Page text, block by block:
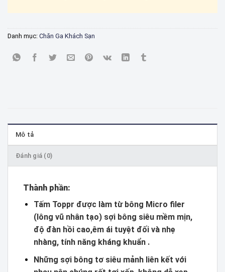
Danh mục: Chăn Ga Khách Sạn
Mô tả
Đánh giá (0)
Thành phần:
Tấm Toppr được làm từ bông Micro filer
(lông vũ nhân tạo) sợi bông siêu mềm mịn,
độ đàn hồi cao,êm ái tuyệt đối và nhẹ
nhàng, tính năng kháng khuẩn .
Những sợi bông tơ siêu mảnh liên kết với